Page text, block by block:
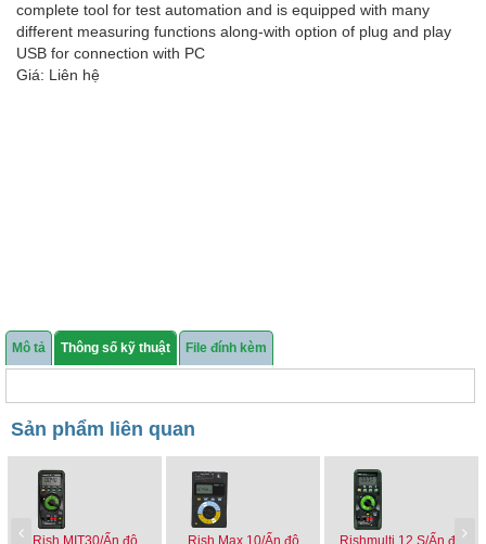
complete tool for test automation and is equipped with many
different measuring functions along-with option of plug and play
USB for connection with PC
Giá: Liên hệ
Mô tả Thông số kỹ thuật File đính kèm
Sản phẩm liên quan
Rish MIT30/Ấn độ Rish Max 10/Ấn độ Rishmulti 12 S/Ấn độ